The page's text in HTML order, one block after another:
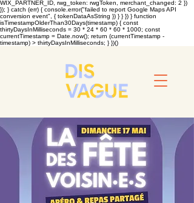
WIX_PARTNER_ID, rwg_token: rwgToken, merchant_changed: 2 })
}); } catch (err) { console.error("failed to report Google Maps API
conversion event", { tokenDataAsString }) } } }) } function
isTimestampOlderThan30Days(timestamp) { const
thirtyDaysInMilliseconds = 30 * 24 * 60 * 60 * 1000; const
currentTimestamp = Date.now(); return (currentTimestamp -
timestamp) > thirtyDaysInMilliseconds; } })()